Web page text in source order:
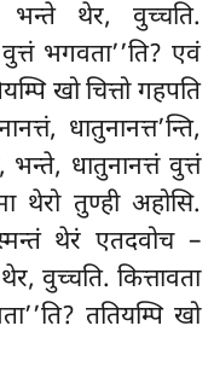
भन्ते थेर, वुच्चति.
भगवता’’ति? एवं
खो चित्तो गहपति
धातुनानत्त’न्ति,
धातुनानत्तं वुत्तं
थेरो तुण्ही अहोसि.
थेरं एतदवोच –
वुच्चति. कित्तावता
ततियम्पि खो